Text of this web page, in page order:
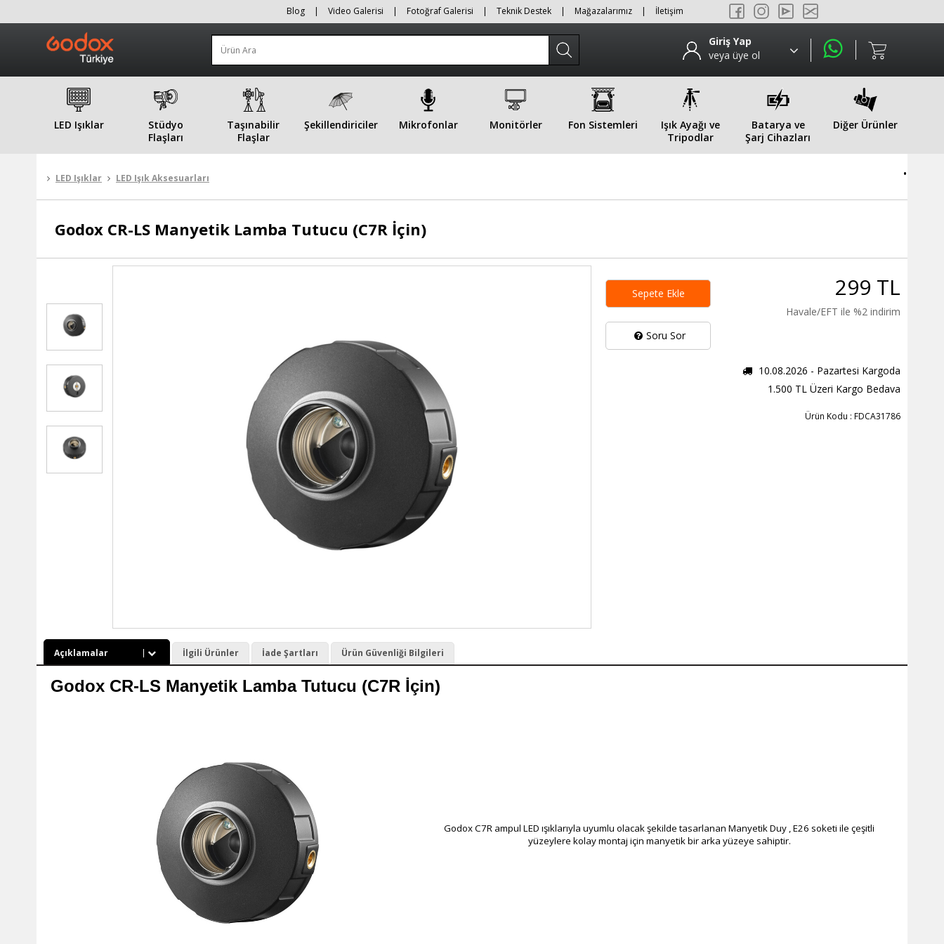
Blog | Video Galerisi | Fotoğraf Galerisi | Teknik Destek | Mağazalarımız | İletişim
Giriş Yap
veya üye ol
LED Işıklar
Stüdyo
Flaşları
Taşınabilir
Flaşlar
Şekillendiriciler Mikrofonlar Monitörler Fon Sistemleri
Işık Ayağı ve
Tripodlar
Batarya ve
Şarj Cihazları
Diğer Ürünler
.
LED Işıklar LED Işık Aksesuarları
Godox CR-LS Manyetik Lamba Tutucu (C7R İçin)
Sepete Ekle
Soru Sor
299 TL
Havale/EFT ile %2 indirim
10.08.2026 - Pazartesi Kargoda
1.500 TL Üzeri Kargo Bedava
Ürün Kodu : FDCA31786
Açıklamalar İlgili Ürünler İade Şartları Ürün Güvenliği Bilgileri
Godox CR-LS Manyetik Lamba Tutucu (C7R İçin)
Godox C7R ampul LED ışıklarıyla uyumlu olacak şekilde tasarlanan Manyetik Duy , E26 soketi ile çeşitli
yüzeylere kolay montaj için manyetik bir arka yüzeye sahiptir.